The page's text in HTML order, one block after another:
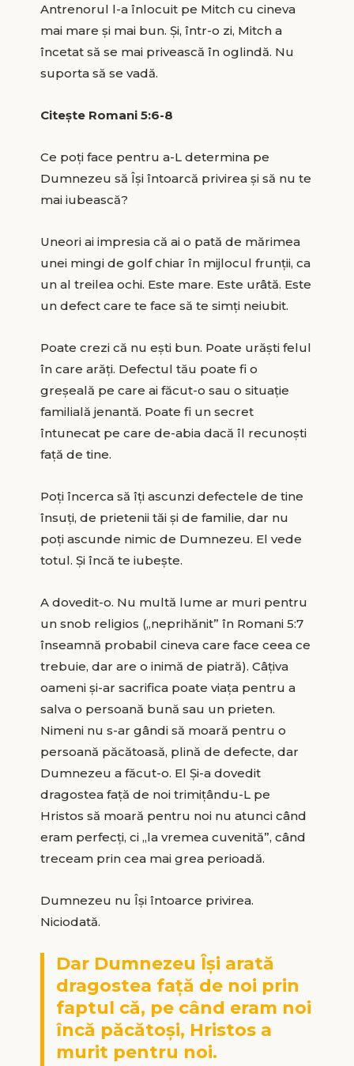
Antrenorul l-a înlocuit pe Mitch cu cineva
mai mare și mai bun. Și, într-o zi, Mitch a
încetat să se mai privească în oglindă. Nu
suporta să se vadă.
Citește Romani 5:6-8
Ce poți face pentru a-L determina pe
Dumnezeu să Își întoarcă privirea și să nu te
mai iubească?
Uneori ai impresia că ai o pată de mărimea
unei mingi de golf chiar în mijlocul frunții, ca
un al treilea ochi. Este mare. Este urâtă. Este
un defect care te face să te simți neiubit.
Poate crezi că nu ești bun. Poate urăști felul
în care arăți. Defectul tău poate fi o
greșeală pe care ai făcut-o sau o situație
familială jenantă. Poate fi un secret
întunecat pe care de-abia dacă îl recunoști
față de tine.
Poți încerca să îți ascunzi defectele de tine
însuți, de prietenii tăi și de familie, dar nu
poți ascunde nimic de Dumnezeu. El vede
totul. Și încă te iubește.
A dovedit-o. Nu multă lume ar muri pentru
un snob religios („neprihănit” în Romani 5:7
înseamnă probabil cineva care face ceea ce
trebuie, dar are o inimă de piatră). Câțiva
oameni și-ar sacrifica poate viața pentru a
salva o persoană bună sau un prieten.
Nimeni nu s-ar gândi să moară pentru o
persoană păcătoasă, plină de defecte, dar
Dumnezeu a făcut-o. El Și-a dovedit
dragostea față de noi trimițându-L pe
Hristos să moară pentru noi nu atunci când
eram perfecți, ci „la vremea cuvenită”, când
treceam prin cea mai grea perioadă.
Dumnezeu nu Își întoarce privirea.
Niciodată.
Dar Dumnezeu Îşi arată
dragostea faţă de noi prin
faptul că, pe când eram noi
încă păcătoşi, Hristos a
murit pentru noi.